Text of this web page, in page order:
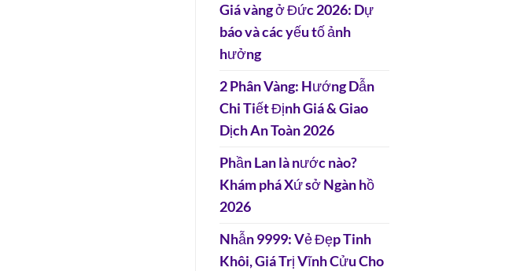
Giá vàng ở Đức 2026: Dự
báo và các yếu tố ảnh
hưởng
2 Phân Vàng: Hướng Dẫn
Chi Tiết Định Giá & Giao
Dịch An Toàn 2026
Phần Lan là nước nào?
Khám phá Xứ sở Ngàn hồ
2026
Nhẫn 9999: Vẻ Đẹp Tinh
Khôi, Giá Trị Vĩnh Cửu Cho